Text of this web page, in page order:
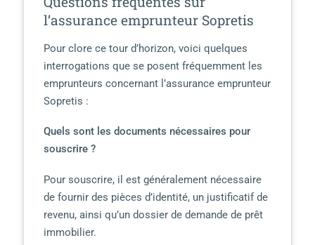
l’assurance emprunteur Sopretis
Pour clore ce tour d’horizon, voici quelques
interrogations que se posent fréquemment les
emprunteurs concernant l’assurance emprunteur
Sopretis :
Quels sont les documents nécessaires pour
souscrire ?
Pour souscrire, il est généralement nécessaire
de fournir des pièces d’identité, un justificatif de
revenu, ainsi qu’un dossier de demande de prêt
immobilier.